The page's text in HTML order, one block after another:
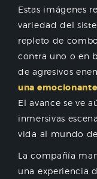
Estas imágenes
variedad del
repleto de
contra uno o en
de agresivos
una
El avance se ve
inmersivas
vida al mundo de
La compañía
una experiencia